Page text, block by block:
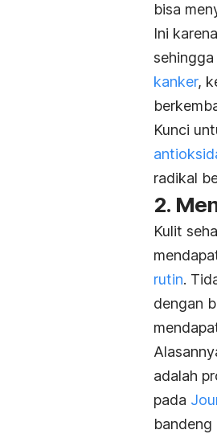
bisa
Ini
kanker,
Kunci
radikal
2.
Kulit
rutin.
dengan
adalah
pada